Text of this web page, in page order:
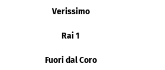
Verissimo
Rai 1
Fuori dal Coro